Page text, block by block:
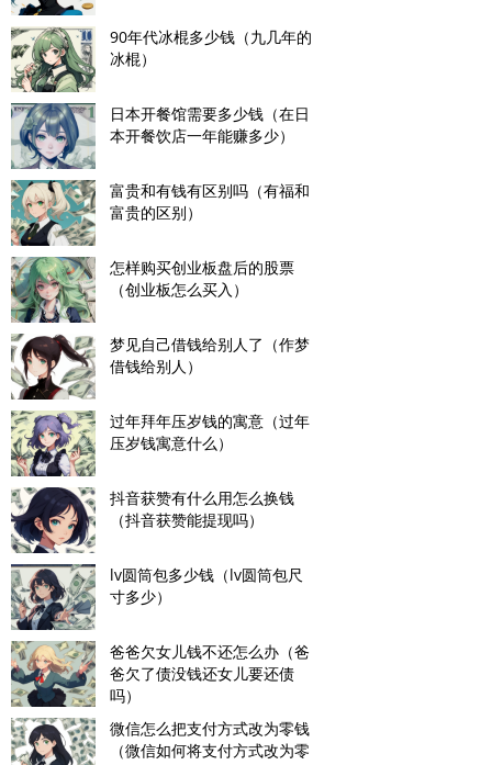
90年代冰棍多少钱（九几年的
冰棍）
日本开餐馆需要多少钱（在日
本开餐饮店一年能赚多少）
富贵和有钱有区别吗（有福和
富贵的区别）
怎样购买创业板盘后的股票
（创业板怎么买入）
梦见自己借钱给别人了（作梦
借钱给别人）
过年拜年压岁钱的寓意（过年
压岁钱寓意什么）
抖音获赞有什么用怎么换钱
（抖音获赞能提现吗）
lv圆筒包多少钱（lv圆筒包尺
寸多少）
爸爸欠女儿钱不还怎么办（爸
爸欠了债没钱还女儿要还债
吗）
微信怎么把支付方式改为零钱
（微信如何将支付方式改为零